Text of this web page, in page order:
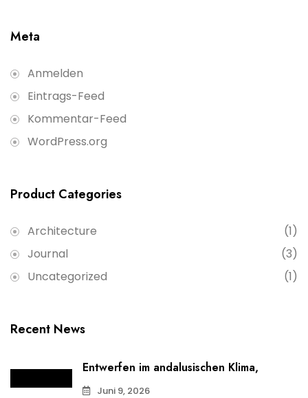
Meta
Anmelden
Eintrags-Feed
Kommentar-Feed
WordPress.org
Product Categories
Architecture
(1)
Journal
(3)
Uncategorized
(1)
Recent News
Entwerfen im andalusischen Klima,
Juni 9, 2026